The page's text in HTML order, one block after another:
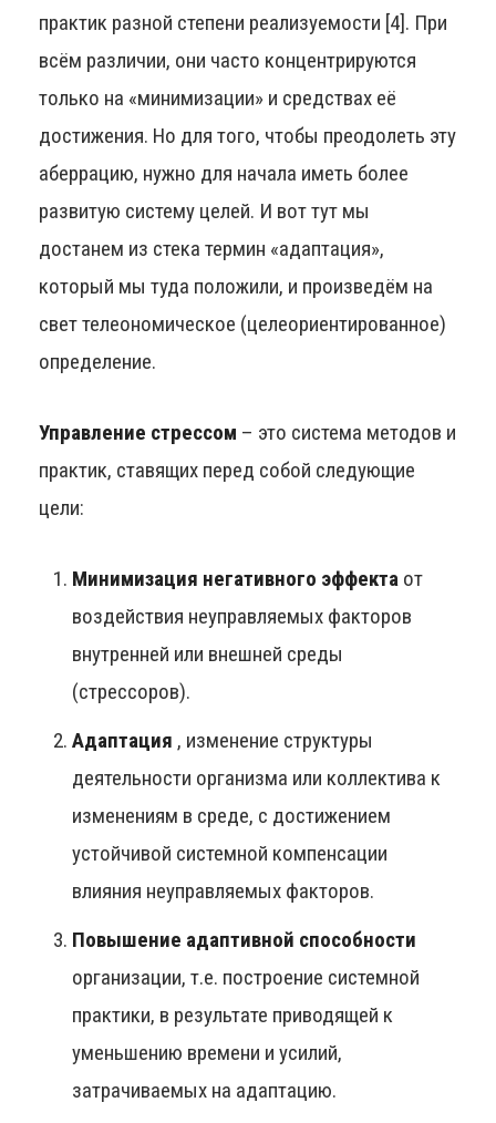
практик разной степени реализуемости [4]. При
всём различии, они часто концентрируются
только на «минимизации» и средствах её
достижения. Но для того, чтобы преодолеть эту
аберрацию, нужно для начала иметь более
развитую систему целей. И вот тут мы
достанем из стека термин «адаптация»,
который мы туда положили, и произведём на
свет телеономическое (целеориентированное)
определение.
Управление стрессом – это система методов и
практик, ставящих перед собой следующие
цели:
Минимизация негативного эффекта от
воздействия неуправляемых факторов
внутренней или внешней среды
(стрессоров).
Адаптация , изменение структуры
деятельности организма или коллектива к
изменениям в среде, с достижением
устойчивой системной компенсации
влияния неуправляемых факторов.
Повышение адаптивной способности
организации, т.е. построение системной
практики, в результате приводящей к
уменьшению времени и усилий,
затрачиваемых на адаптацию.